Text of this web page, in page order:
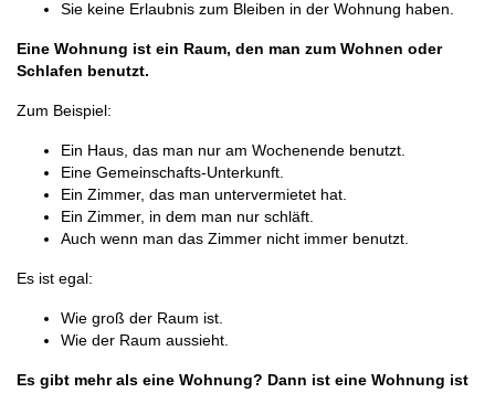
Sie keine Erlaubnis zum Bleiben in der Wohnung haben.
Eine Wohnung ist ein Raum, den man zum Wohnen oder
Schlafen benutzt.
Zum Beispiel:
Ein Haus, das man nur am Wochenende benutzt.
Eine Gemeinschafts-Unterkunft.
Ein Zimmer, das man untervermietet hat.
Ein Zimmer, in dem man nur schläft.
Auch wenn man das Zimmer nicht immer benutzt.
Es ist egal:
Wie groß der Raum ist.
Wie der Raum aussieht.
Es gibt mehr als eine Wohnung? Dann ist eine Wohnung ist